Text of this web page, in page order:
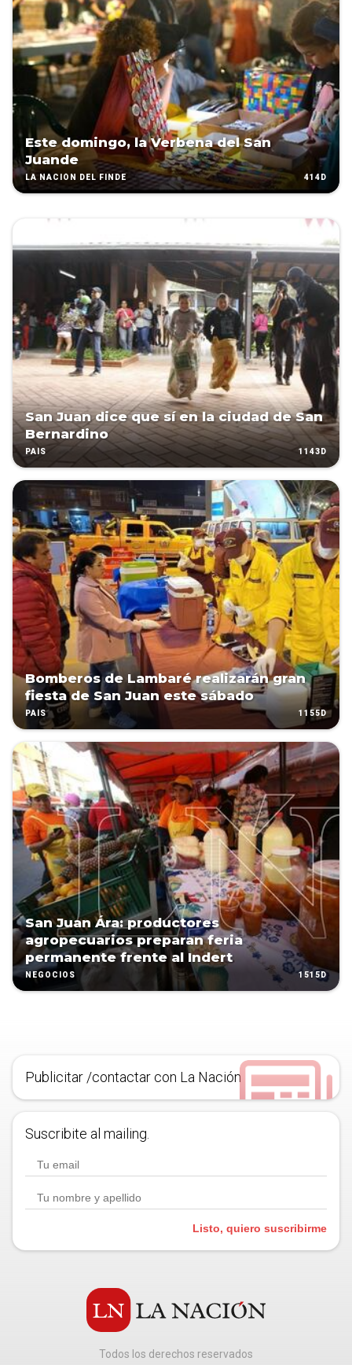
Este domingo, la Verbena del San
Juande
LA NACIÓN DEL FINDE 414D
San Juan dice que sí en la ciudad de San
Bernardino
PAÍS 1143D
Bomberos de Lambaré realizarán gran
fiesta de San Juan este sábado
PAÍS 1155D
San Juan Ára: productores
agropecuarios preparan feria
permanente frente al Indert
NEGOCIOS 1515D
Publicitar /contactar con La Nación
Suscribite al mailing.
Listo, quiero suscribirme
Todos los derechos reservados